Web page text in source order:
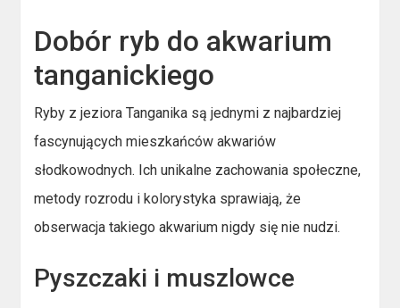
Dobór ryb do akwarium
tanganickiego
Ryby z jeziora Tanganika są jednymi z najbardziej
fascynujących mieszkańców akwariów
słodkowodnych. Ich unikalne zachowania społeczne,
metody rozrodu i kolorystyka sprawiają, że
obserwacja takiego akwarium nigdy się nie nudzi.
Pyszczaki i muszlowce